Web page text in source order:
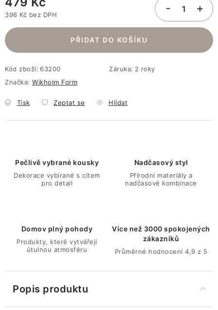
396 Kč bez DPH
PŘIDAT DO KOŠÍKU
Kód zboží: 63200 Záruka: 2 roky
Značka: Wikholm Form
Tisk Zeptat se Hlídat
Pečlivě vybrané kousky
Dekorace vybírané s citem
pro detail
Nadčasový styl
Přírodní materiály a
nadčasové kombinace
Domov plný pohody
Produkty, které vytvářejí
útulnou atmosféru
Více než 3000 spokojených
zákazníků
Průměrné hodnocení 4,9 z 5
Popis produktu